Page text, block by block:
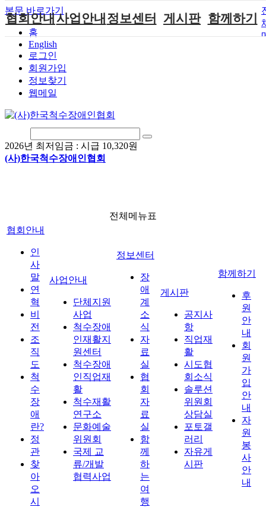
본문 바로가기
홈
English
로그인
회원가입
정보찾기
웹메일
2026년 최저임금 : 시급 10,320원
(사)한국척수장애인협회
협회안내
인사말
연혁
비전
조직도
척수장애란?
찾아오시는길
사업안내
단체지원사업
척수장애인재
활지원센터
척수장애인직
문화예술위원
회
정보센터 게시판 함께하기
전체메뉴표
협회안내
인
사
말
연
혁
비
전
조
직
도
척
수
장
애
란?
정
관
찾
아
오
시
사업안내
단체지원
사업
척수장애
인재활지
원센터
척수장애
인직업재
활
척수재활
연구소
문화예술
위원회
국제 교
류/개발
협력사업
정보센터
장
애
계
소
식
자
료
실
협
회
자
료
실
함
께
하
는
여
행
게시판
공지사
항
직업재
활
시도협
회소식
솔루션
위원회
상담실
포토갤
러리
자유게
시판
함께하기
후
원
안
내
회
원
가
입
안
내
자
원
봉
사
안
내